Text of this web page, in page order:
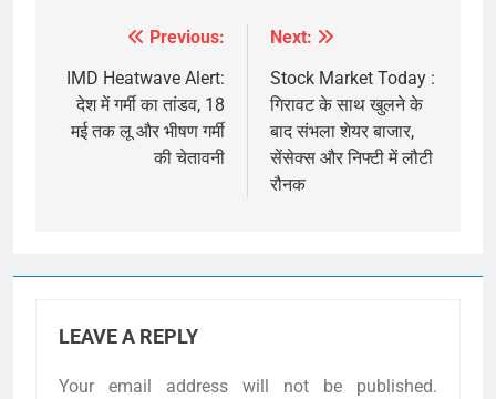
navigation
Previous:
IMD Heatwave Alert:
देश में गर्मी का तांडव, 18
मई तक लू और भीषण गर्मी
की चेतावनी
Next:
Stock Market Today :
गिरावट के साथ खुलने के
बाद संभला शेयर बाजार,
सेंसेक्स और निफ्टी में लौटी
रौनक
LEAVE A REPLY
Your email address will not be published.